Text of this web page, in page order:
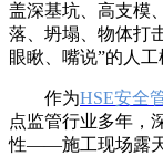
盖深基坑、高支模
落、坍塌、物体打
眼瞅、嘴说”的人
作为HSE安全
点监管行业多年，
性——施工现场露天